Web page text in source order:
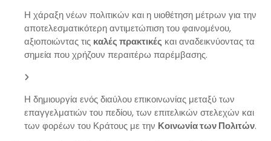
Η χάραξη νέων πολιτικών και η υιοθέτηση μέτρων για την
αποτελεσματικότερη αντιμετώπιση του φαινομένου,
αξιοποιώντας τις καλές πρακτικές και αναδεικνύοντας τα
σημεία που χρήζουν περαιτέρω παρέμβασης.
Η δημιουργία ενός διαύλου επικοινωνίας μεταξύ των
επαγγελματιών του πεδίου, των επιτελικών στελεχών και
των φορέων του Κράτους με την Κοινωνία των Πολιτών.